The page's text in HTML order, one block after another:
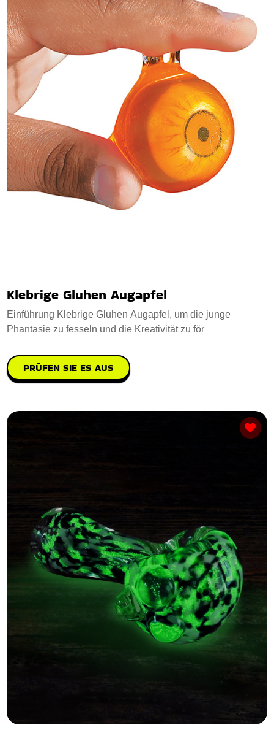
Klebrige Gluhen Augapfel
Einführung Klebrige Gluhen Augapfel, um die junge
Phantasie zu fesseln und die Kreativität zu för
PRÜFEN SIE ES AUS